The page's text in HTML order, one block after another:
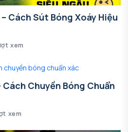
Cách Sút Bóng Xoáy Hiệu
xem
Chuyền Bóng Chuẩn
xem